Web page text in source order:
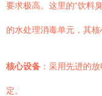
要求极高。这里的“饮料
的水处理消毒单元，其核
核心设备 ：采用先进的
定。